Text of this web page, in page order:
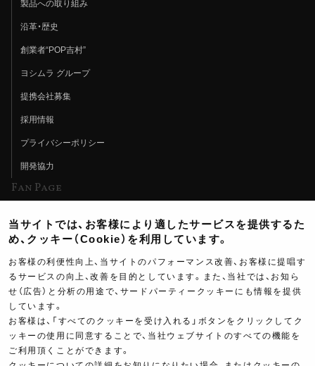
製品への取り組み
沿革・歴史
創業者“POP吉村”
ヨシムラ グループ
提携会社募集
採用情報
プライバシーポリシー
開発協力
Fan Page
ヨシムラTV
イベント情報
イベントスケジュール
ツーリングブレイクタイム
製品ポスター
当サイトでは、お客様により適したサービスを提供するた
め、クッキー（Cookie）を利用しています。
お客様の利便性向上、当サイトのパフォーマンス改善、お客様に提唱す
るサービスの向上、改善を目的としています。また、当社では、お知ら
せ（広告）と分析の用途で、サードパーティークッキーにも情報を提供
しています。
お客様は、「すべてのクッキーを受け入れる」ボタンをクリックしてク
ッキーの使用に同意することで、当社ウェブサイトのすべての機能を
ご利用頂くことができます。